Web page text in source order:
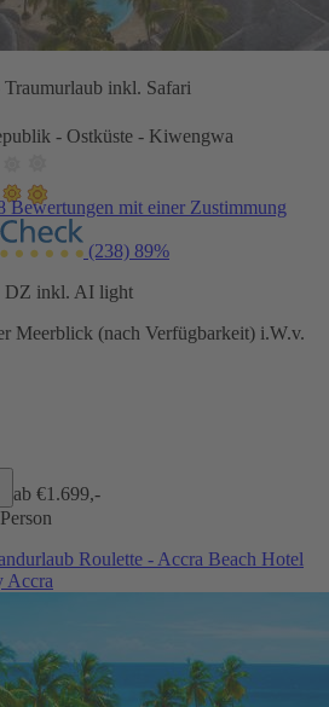
inkl. Safari
- Ostküste - Kiwengwa
Bewertungen mit einer Zustimmung
(238) 89%
DZ inkl. AI light
Meerblick (nach Verfügbarkeit) i.W.v.
ab €1.699,-
Roulette - Accra Beach Hotel
Accra